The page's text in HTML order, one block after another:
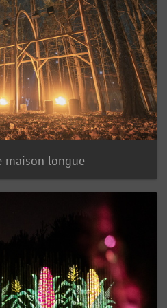
maison longue